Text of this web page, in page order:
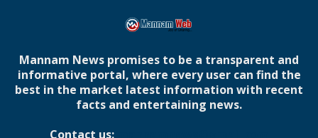
Mannam News promises to be a transparent and
informative portal, where every user can find the
best in the market latest information with recent
facts and entertaining news.
Contact us: